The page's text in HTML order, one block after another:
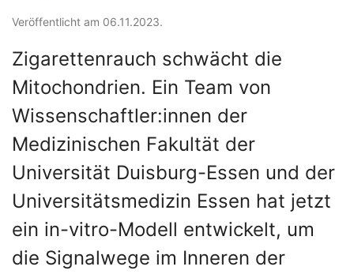
Veröffentlicht am 06.11.2023.
Zigarettenrauch schwächt die
Mitochondrien. Ein Team von
Wissenschaftler:innen der
Medizinischen Fakultät der
Universität Duisburg-Essen und der
Universitätsmedizin Essen hat jetzt
ein in-vitro-Modell entwickelt, um
die Signalwege im Inneren der